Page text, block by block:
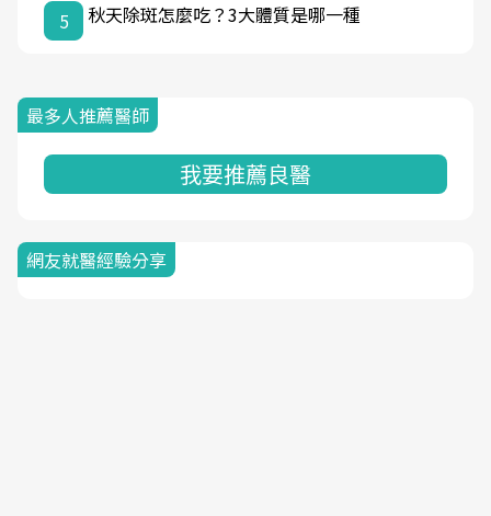
5 秋天除斑怎麼吃？3大體質是哪一種
最多人推薦醫師
我要推薦良醫
網友就醫經驗分享